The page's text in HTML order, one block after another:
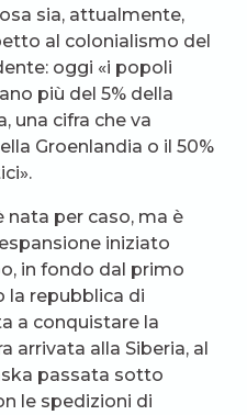
sia, attualmente,
al colonialismo del
oggi «i popoli
più del 5% della
una cifra che va
Groenlandia o il 50%
nata per caso, ma è
iniziato
in fondo dal primo
la repubblica di
a conquistare la
arrivata alla Siberia, al
passata sotto
le spedizioni di